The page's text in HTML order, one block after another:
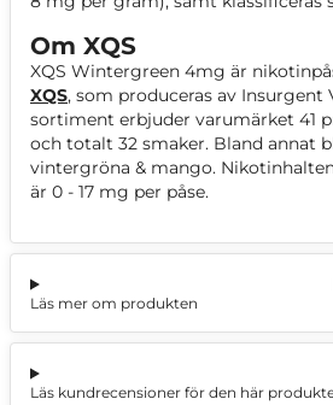
Om XQS
XQS Wintergreen 4mg är
XQS, som produceras av Insurgent
sortiment erbjuder varumärket 41
och totalt 32 smaker. Bland annat
vintergröna & mango.
är 0 - 17 mg per påse.
Läs mer om produkten
Läs kundrecensioner för den här